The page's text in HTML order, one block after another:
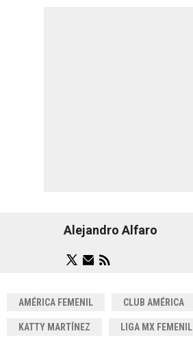
Alejandro Alfaro
AMÉRICA FEMENIL CLUB AMÉRICA
KATTY MARTÍNEZ LIGA MX FEMENIL